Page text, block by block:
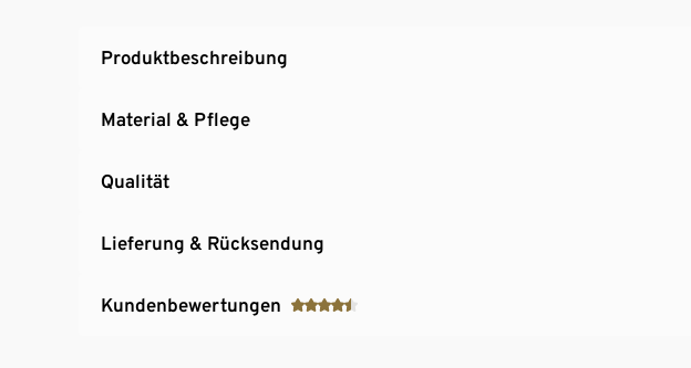
Produktbeschreibung
Material & Pflege
Qualität
Lieferung & Rücksendung
Kundenbewertungen